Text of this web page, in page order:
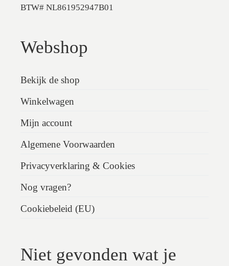
BTW# NL861952947B01
Webshop
Bekijk de shop
Winkelwagen
Mijn account
Algemene Voorwaarden
Privacyverklaring & Cookies
Nog vragen?
Cookiebeleid (EU)
Niet gevonden wat je